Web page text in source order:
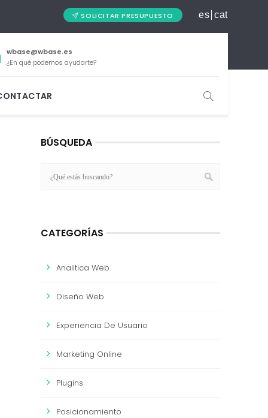
SOLICITAR PRESUPUESTO es cat
wbase@wbase.es
¿En qué podemos ayudarte?
BÚSQUEDA
CATEGORÍAS
Analitica Web
Diseño Web
Experiencia De Usuario
Marketing Online
Plugins
Posicionamiento